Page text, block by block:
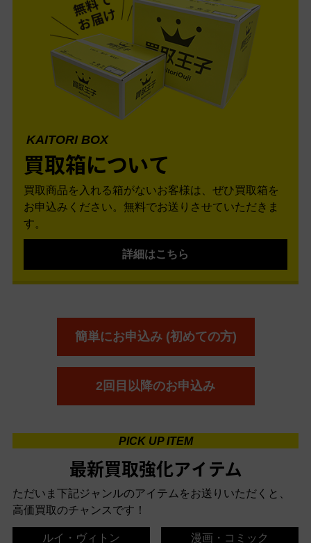
KAITORI BOX
買取箱について
買取商品を入れる箱がないお客様は、ぜひ買取箱を
お申込みください。無料でお送りさせていただきま
す。
詳細はこちら
簡単にお申込み (初めての方)
2回目以降のお申込み
PICK UP ITEM
最新買取強化アイテム
ただいま下記ジャンルのアイテムをお送りいただくと、
高価買取のチャンスです！
ルイ・ヴィトン 漫画・コミック